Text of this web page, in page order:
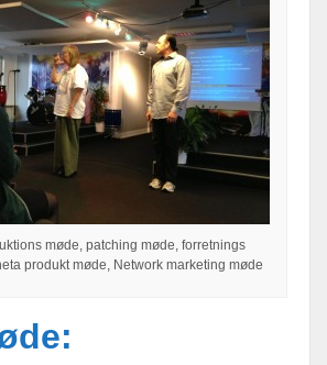
møde, patching møde, forretnings
produkt møde, Network marketing møde